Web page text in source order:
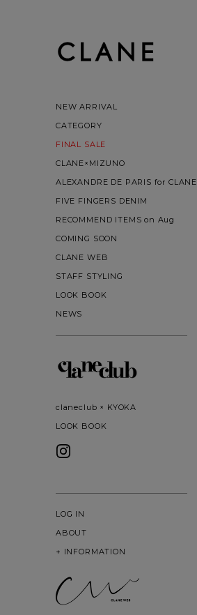
NEW ARRIVAL
CATEGORY
FINAL SALE
CLANE×MIZUNO
ALEXANDRE DE PARIS for CLANE
FIVE FINGERS DENIM
RECOMMEND ITEMS on Aug
COMING SOON
CLANE WEB
STAFF STYLING
LOOK BOOK
NEWS
claneclub × KYOKA
LOOK BOOK
LOG IN
ABOUT
+ INFORMATION